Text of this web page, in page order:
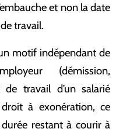
et non la date
travail.
motif indépendant de
(démission,
travail d’un salarié
à exonération, ce
restant à courir à